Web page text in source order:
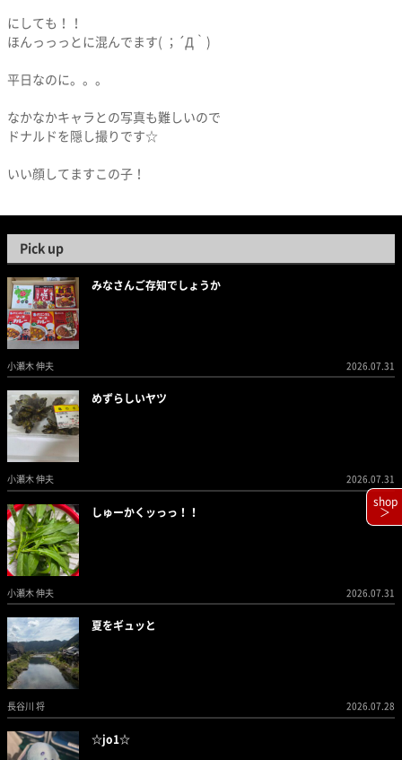
にしても！！
ほんっっっとに混んでます( ；´Д｀)
平日なのに。。。
なかなかキャラとの写真も難しいので
ドナルドを隠し撮りです☆
いい顔してますこの子！
Pick up
みなさんご存知でしょうか
小瀬木 伸夫 2026.07.31
めずらしいヤツ
小瀬木 伸夫 2026.07.31
しゅーかくッっっ！！
小瀬木 伸夫 2026.07.31
夏をギュッと
長谷川 将 2026.07.28
☆jo1☆
shop
＞